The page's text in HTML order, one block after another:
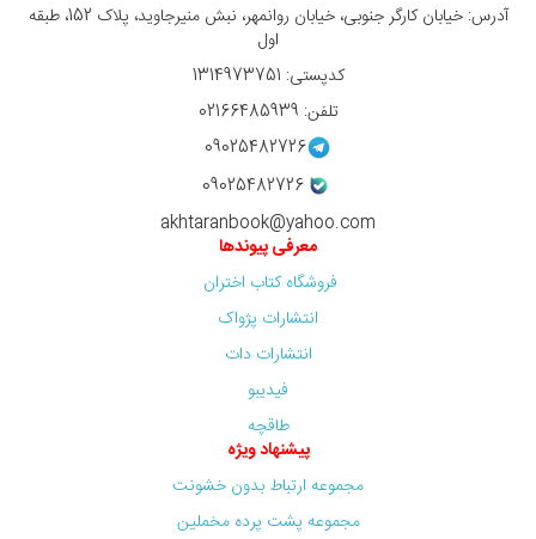
آدرس: خیابان کارگر جنوبی، خیابان روانمهر، نبش منیرجاوید، پلاک 152، طبقه
اول
کدپستی: 1314973751
تلفن: 02166485939
09025482726
09025482726
akhtaranbook@yahoo.com
معرفی پیوندها
فروشگاه کتاب اختران
انتشارات پژواک
انتشارات دات
فیدیبو
طاقچه
پیشنهاد ویژه
مجموعه ارتباط بدون خشونت
مجموعه پشت پرده مخملین